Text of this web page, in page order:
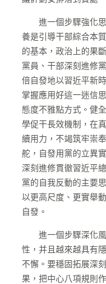
進一個步驟強化
養是引導干部綜合本
的基本，政治上的果
黨員、干部深刻進修
倍自發地以習近平新
掌握應用好這一迷信
態度不雅點方式。健
學促干長效機制，在
續用力，不竭筑牢崇
舵，自發用黨的立異
深刻進修貫徹習近平
黨的自我反動的主要思
以更高尺度、更實舉
自發。
進一個步驟深化
性，并且越來越具有
不懈。要穩固拓展深
果，把中心八項規則